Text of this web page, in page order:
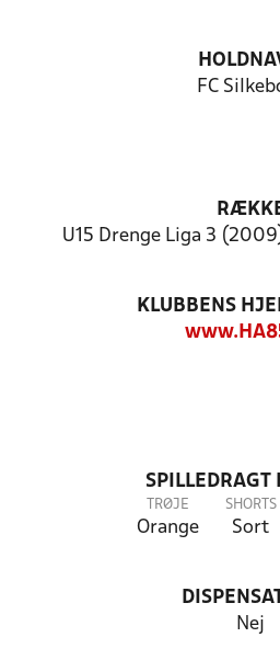
FC
U15 Drenge Liga 3
KLUBBENS
SPILLEDRAGT
TRØJE
Orange
SHORTS
Sort
Nej